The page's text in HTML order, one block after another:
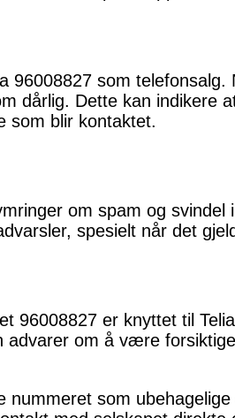
96008827 som
dårlig. Dette kan indikere
som blir kontaktet.
om spam og
spesielt når det
96008827 er knyttet til
om å være
som